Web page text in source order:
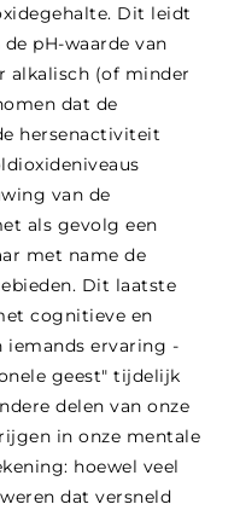
Dit leidt
pH-waarde van
alkalisch (of minder
dat de
hersenactiviteit
van de
als gevolg een
met name de
Dit laatste
cognitieve en
ervaring -
geest" tijdelijk
delen van onze
in onze mentale
hoewel veel
dat versneld